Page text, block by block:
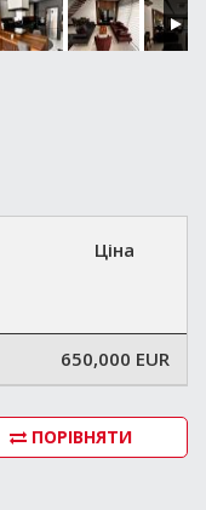
Ціна
650,000 EUR
ПОРІВНЯТИ